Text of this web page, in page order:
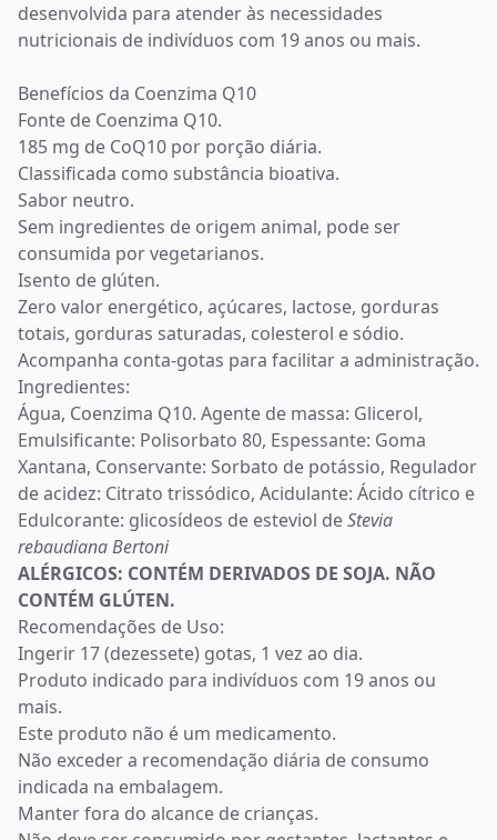
desenvolvida para atender às necessidades
nutricionais de indivíduos com 19 anos ou mais.
Benefícios da Coenzima Q10
Fonte de Coenzima Q10.
185 mg de CoQ10 por porção diária.
Classificada como substância bioativa.
Sabor neutro.
Sem ingredientes de origem animal, pode ser
consumida por vegetarianos.
Isento de glúten.
Zero valor energético, açúcares, lactose, gorduras
totais, gorduras saturadas, colesterol e sódio.
Acompanha conta-gotas para facilitar a administração.
Ingredientes:
Água, Coenzima Q10. Agente de massa: Glicerol,
Emulsificante: Polisorbato 80, Espessante: Goma
Xantana, Conservante: Sorbato de potássio, Regulador
de acidez: Citrato trissódico, Acidulante: Ácido cítrico e
Edulcorante: glicosídeos de esteviol deStevia
rebaudiana Bertoni
ALÉRGICOS: CONTÉM DERIVADOS DE SOJA. NÃO
CONTÉM GLÚTEN.
Recomendações de Uso:
Ingerir 17 (dezessete) gotas, 1 vez ao dia.
Produto indicado para indivíduos com 19 anos ou
mais.
Este produto não é um medicamento.
Não exceder a recomendação diária de consumo
indicada na embalagem.
Manter fora do alcance de crianças.